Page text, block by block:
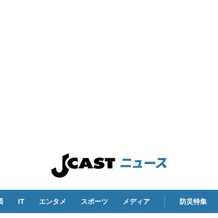
IT エンタメ スポーツ メディア 防災特集